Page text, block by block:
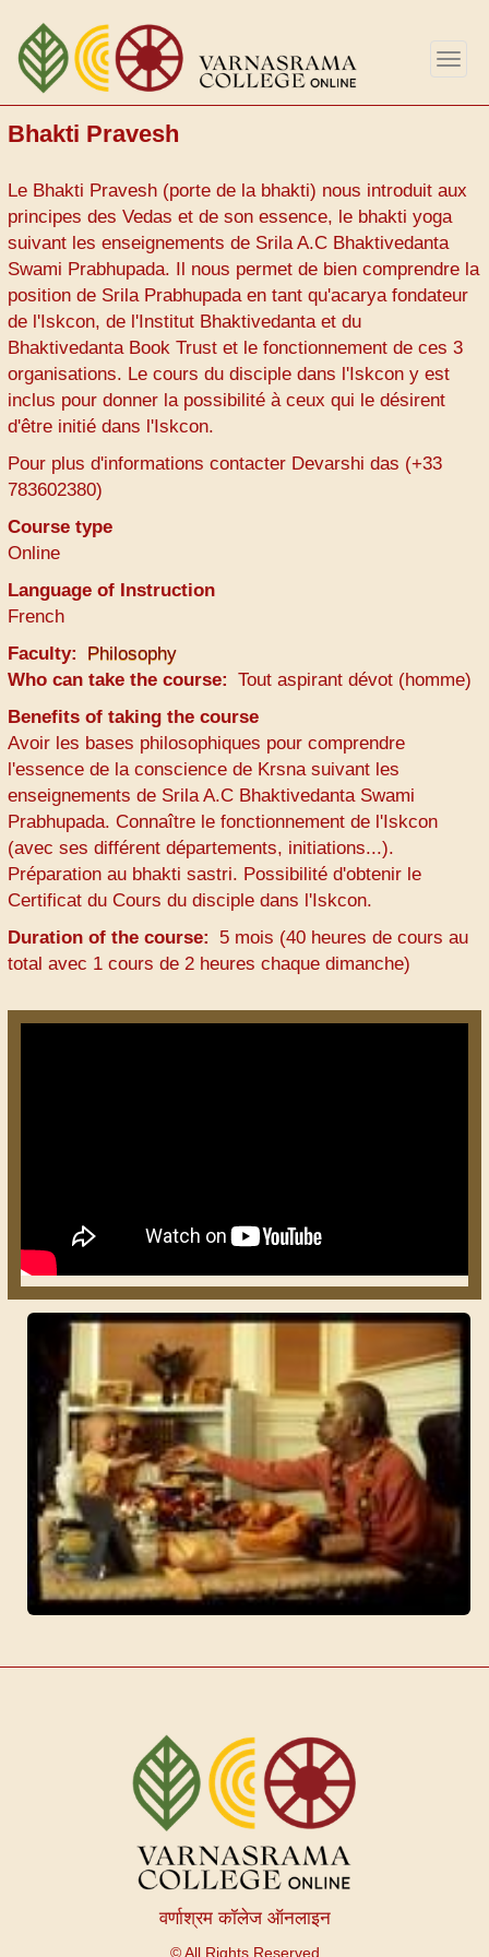
Aller
au
contenu
principal
Bhakti Pravesh
Le Bhakti Pravesh (porte de la bhakti) nous introduit aux
principes des Vedas et de son essence, le bhakti yoga
suivant les enseignements de Srila A.C Bhaktivedanta
Swami Prabhupada. Il nous permet de bien comprendre la
position de Srila Prabhupada en tant qu'acarya fondateur
de l'Iskcon, de l'Institut Bhaktivedanta et du
Bhaktivedanta Book Trust et le fonctionnement de ces 3
organisations. Le cours du disciple dans l'Iskcon y est
inclus pour donner la possibilité à ceux qui le désirent
d'être initié dans l'Iskcon.
Pour plus d'informations contacter Devarshi das (+33
783602380)
Course type
Online
Language of Instruction
French
Faculty
Philosophy
Who can take the course
Tout aspirant dévot (homme)
Benefits of taking the course
Avoir les bases philosophiques pour comprendre
l'essence de la conscience de Krsna suivant les
enseignements de Srila A.C Bhaktivedanta Swami
Prabhupada. Connaître le fonctionnement de l'Iskcon
(avec ses différent départements, initiations...).
Préparation au bhakti sastri. Possibilité d'obtenir le
Certificat du Cours du disciple dans l'Iskcon.
Duration of the course
5 mois (40 heures de cours au
total avec 1 cours de 2 heures chaque dimanche)
वर्णाश्रम कॉलेज ऑनलाइन
© All Rights Reserved